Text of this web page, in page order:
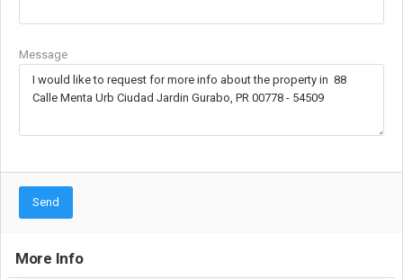
Message
Send
More Info